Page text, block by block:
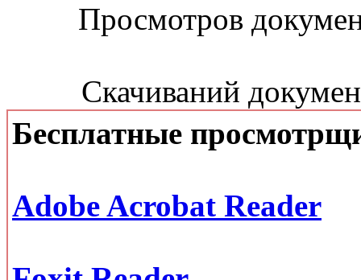
Просмотров
Скачиваний
Бесплатные
Adobe Acrobat Reader